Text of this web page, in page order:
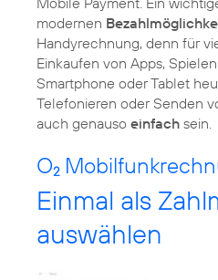
modernen
Handyrechnung, denn für
Einkaufen von Apps,
Smartphone oder Tablet
Telefonieren oder Senden
auch genauso einfach sein.
O2
Einmal als
auswählen